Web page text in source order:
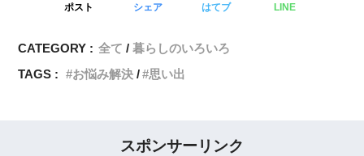
ポスト シェア はてブ LINE
CATEGORY : 全て
暮らしのいろいろ
TAGS :
お悩み解決 思い出
スポンサーリンク